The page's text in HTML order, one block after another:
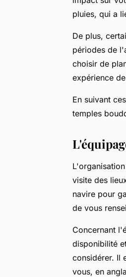
pluies, qui a
De plus,
périodes de
choisir de
expérience
En suivant
temples
visite des
navire pour
de vous
Concernant
disponibilité
considérer. Il
vous, en